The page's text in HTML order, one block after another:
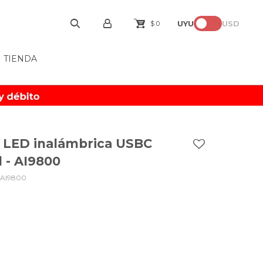
TIENDA
$ 0 UYU USD
inalámbrica USBC
- AI9800